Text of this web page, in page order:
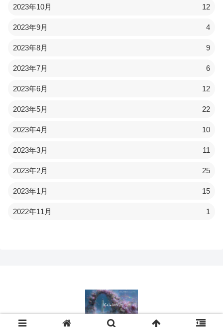
2023年10月 12
2023年9月 4
2023年8月 9
2023年7月 6
2023年6月 12
2023年5月 22
2023年4月 10
2023年3月 11
2023年2月 25
2023年1月 15
2022年11月 1
© 2022 Calmlife.